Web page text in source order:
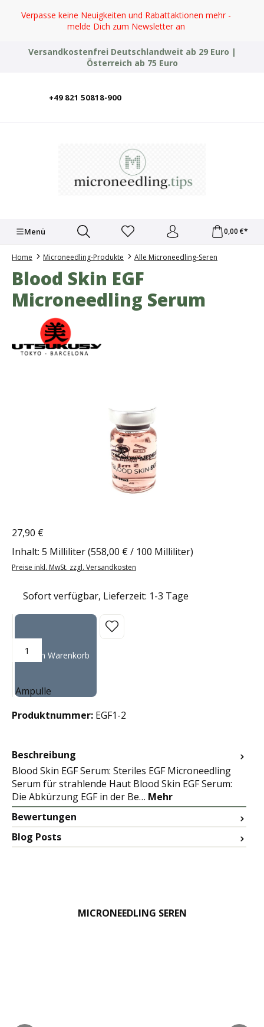
Zum Hauptinhalt springen
Verpasse keine Neuigkeiten und Rabattaktionen mehr -
melde Dich zum Newsletter an
Versandkostenfrei Deutschlandweit ab 29 Euro |
Österreich ab 75 Euro
+49 821 50818-900
Menü 0,00 €*
Home Microneedling-Produkte Alle Microneedling-Seren
Blood Skin EGF
Microneedling Serum
Regulärer Preis:
27,90 €
Inhalt: 5 Milliliter(558,00 € / 100 Milliliter)
Preise inkl. MwSt. zzgl. Versandkosten
Sofort verfügbar, Lieferzeit: 1-3 Tage
Produkt Anzahl: Gib den gewünschten Wert ein oder benutze die
Ampulle
In den Warenkorb
Produktnummer: EGF1-2
Beschreibung
Blood Skin EGF Serum: Steriles EGF Microneedling
Serum für strahlende Haut Blood Skin EGF Serum:
Die Abkürzung EGF in der Be… Mehr
Bewertungen
Blog Posts
MICRONEEDLING SEREN